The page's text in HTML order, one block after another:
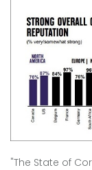
"The State of